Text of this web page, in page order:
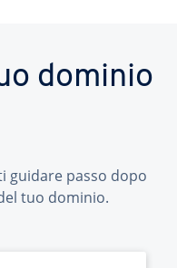
dominio
guidare passo dopo
tuo dominio.